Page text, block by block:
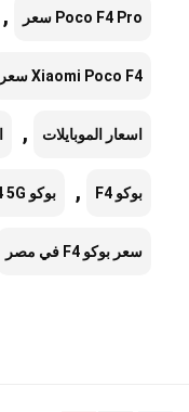
Poco F4 Pro سعر ,
Xiaomi Poco F4 سعر
اسعار الموبايلات ,
بوكو F4 , بوكو F4 5G
سعر بوكو F4 في مصر